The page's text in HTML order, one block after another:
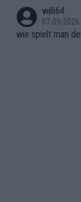
n)
willi64
07-05-2026
wie spielt man